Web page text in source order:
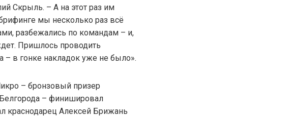
Скрыль. – А на этот раз им
мы несколько раз всё
разбежались по командам – и,
Пришлось проводить
– в гонке накладок уже не было».
– бронзовый призер
– финишировал
Алексей Брижань